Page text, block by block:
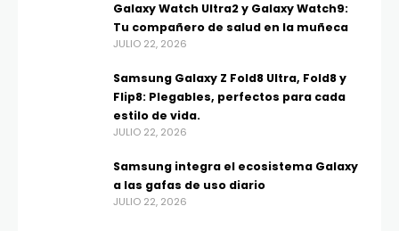
Galaxy Watch Ultra2 y Galaxy Watch9:
Tu compañero de salud en la muñeca
JULIO 22, 2026
Samsung Galaxy Z Fold8 Ultra, Fold8 y
Flip8: Plegables, perfectos para cada
estilo de vida.
JULIO 22, 2026
Samsung integra el ecosistema Galaxy
a las gafas de uso diario
JULIO 22, 2026